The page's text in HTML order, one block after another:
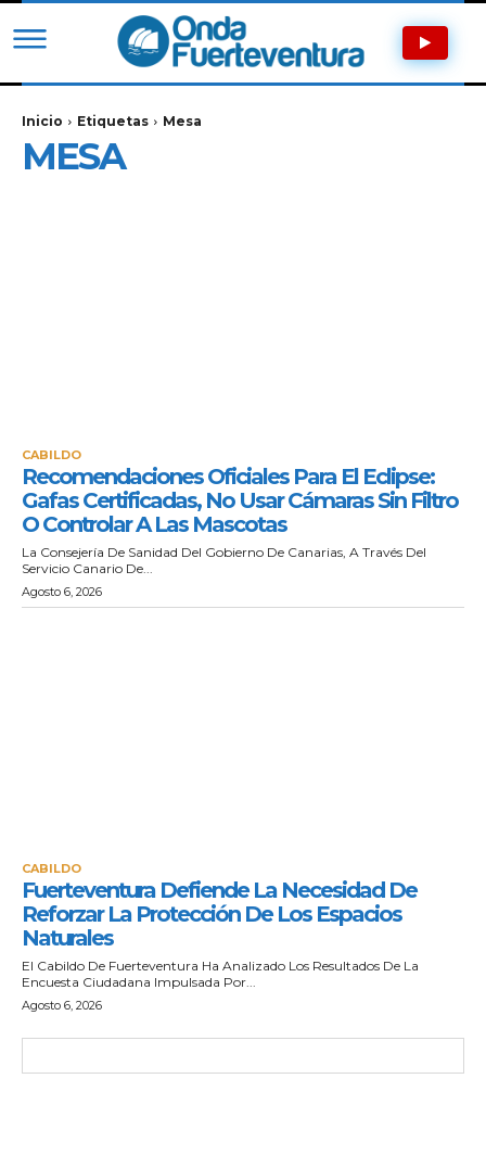
Inicio Etiquetas Mesa
MESA
CABILDO
Recomendaciones Oficiales Para El Eclipse:
Gafas Certificadas, No Usar Cámaras Sin Filtro
O Controlar A Las Mascotas
La Consejería De Sanidad Del Gobierno De Canarias, A Través Del
Servicio Canario De...
Agosto 6, 2026
CABILDO
Fuerteventura Defiende La Necesidad De
Reforzar La Protección De Los Espacios
Naturales
El Cabildo De Fuerteventura Ha Analizado Los Resultados De La
Encuesta Ciudadana Impulsada Por...
Agosto 6, 2026